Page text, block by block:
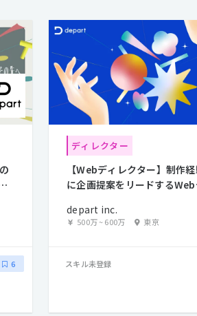
6
ディレクター
【Webディレクター】制作
に企画提案をリードする
depart inc.
500万~600万 東京
スキル未登録